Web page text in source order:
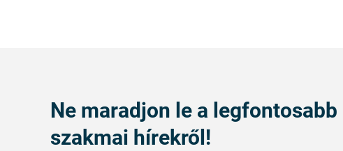
Ne maradjon le a legfontosabb
szakmai hírekről!